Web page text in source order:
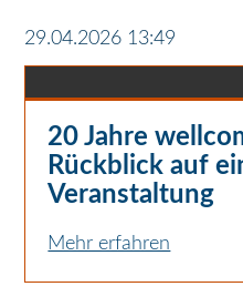
29.04.2026 13:49
20 Jahre
Rückblick auf
Veranstaltung
Mehr erfahren